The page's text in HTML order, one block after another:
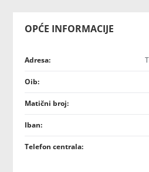
OPĆE INFORMACIJE
Adresa:
Oib:
Matični broj:
Iban:
Telefon centrala: